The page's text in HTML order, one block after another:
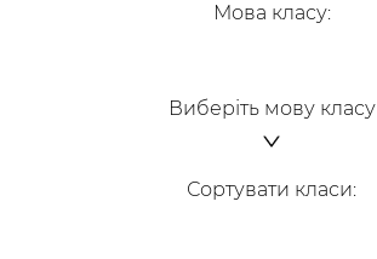
Мова класу:
Виберіть мову класу
Сортувати класи: